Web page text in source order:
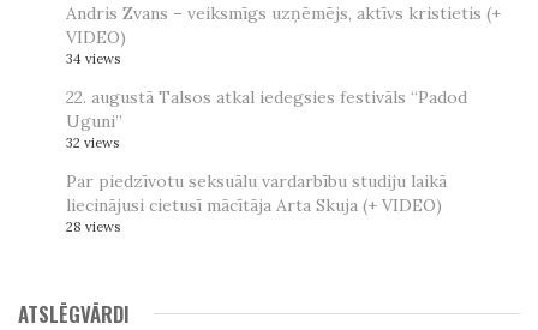
Andris Zvans – veiksmīgs uzņēmējs, aktīvs kristietis (+
VIDEO)
34 views
22. augustā Talsos atkal iedegsies festivāls “Padod
Uguni”
32 views
Par piedzīvotu seksuālu vardarbību studiju laikā
liecinājusi cietusī mācītāja Arta Skuja (+ VIDEO)
28 views
ATSLĒGVĀRDI